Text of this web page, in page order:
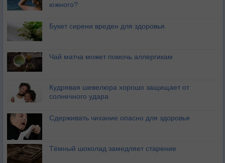
южного?
Букет сирени вреден для здоровья
Чай матча может помочь аллергикам
Кудрявая шевелюра хорошо защищает от
солнечного удара
Сдерживать чихание опасно для здоровья
Тёмный шоколад замедляет старение